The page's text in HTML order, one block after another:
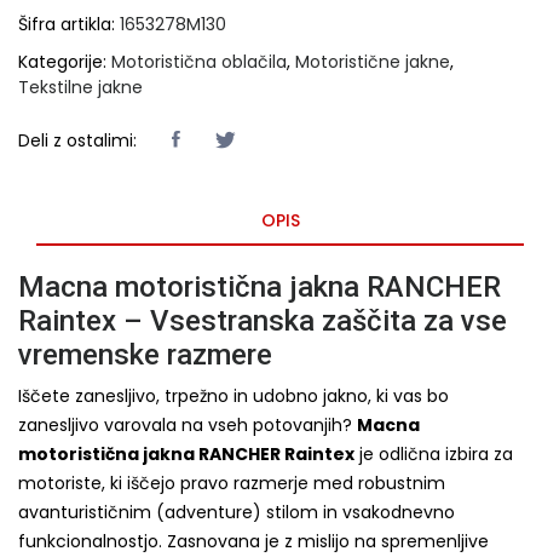
Šifra artikla: 1653278M130
Kategorije: Motoristična oblačila, Motoristične jakne,
Tekstilne jakne
Deli z ostalimi:
OPIS
Macna motoristična jakna RANCHER
Raintex – Vsestranska zaščita za vse
vremenske razmere
Iščete zanesljivo, trpežno in udobno jakno, ki vas bo
zanesljivo varovala na vseh potovanjih? Macna
motoristična jakna RANCHER Raintex je odlična izbira za
motoriste, ki iščejo pravo razmerje med robustnim
avanturističnim (adventure) stilom in vsakodnevno
funkcionalnostjo. Zasnovana je z mislijo na spremenljive